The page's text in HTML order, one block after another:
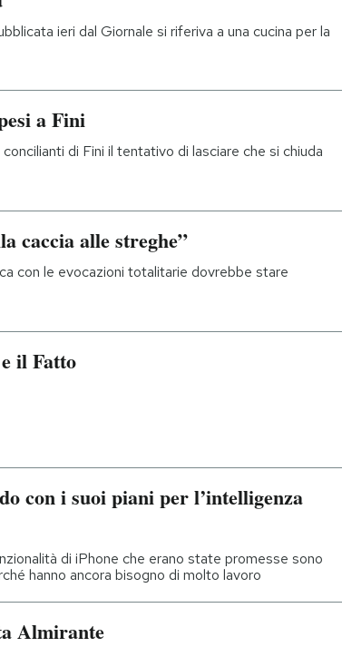
ieri dal Giornale si riferiva a una cucina per la
a Fini
di Fini il tentativo di lasciare che si chiuda
caccia alle streghe”
con le evocazioni totalitarie dovrebbe stare
il Fatto
con i suoi piani per l’intelligenza
di iPhone che erano state promesse sono
hanno ancora bisogno di molto lavoro
Almirante